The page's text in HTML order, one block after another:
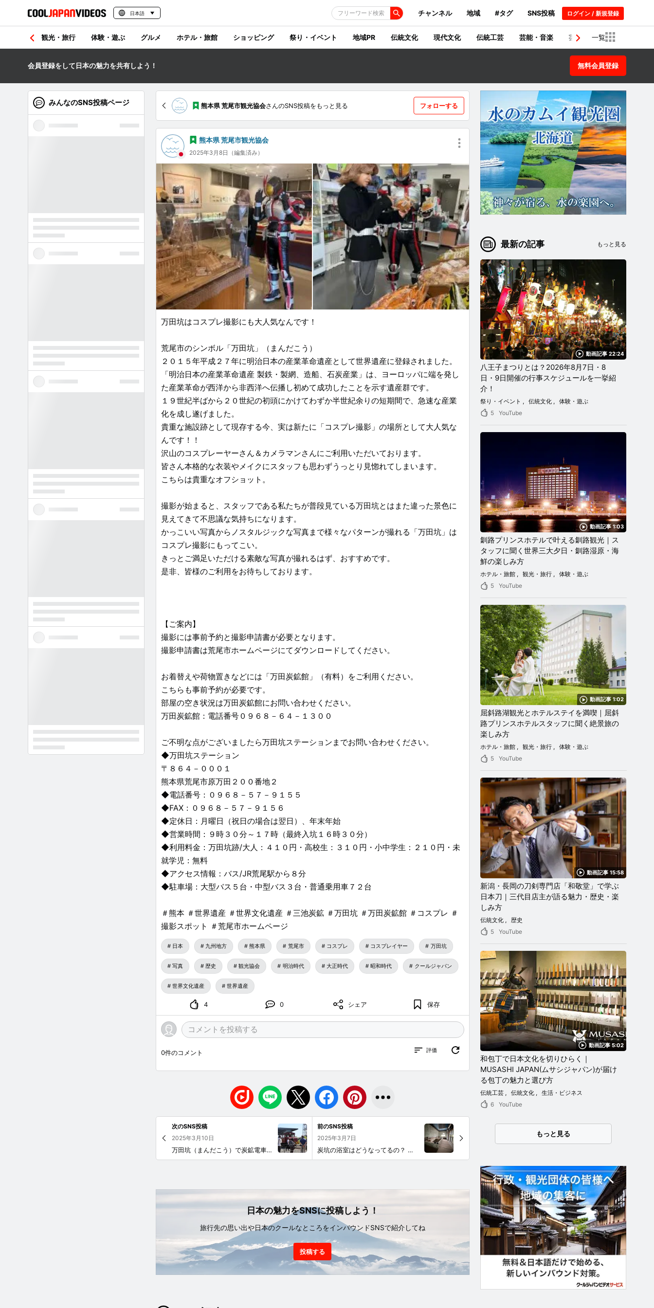
日本語 フリーワード検索 チャンネル 地域 #タグ SNS投稿 ログイン / 新規登録
観光・旅行 体験・遊ぶ グルメ ホテル・旅館 ショッピング 祭り・イベント 地域PR 伝統文化 現代文化 伝統工芸 芸能・音楽 芸術・建築物
一覧
会員登録をして日本の魅力を共有しよう！ 無料会員登録
熊本県 荒尾市観光協会さんのSNS投稿をもっと見る フォローする
熊本県 荒尾市観光協会
2025年3月8日（編集済み）
万田坑はコスプレ撮影にも大人気なんです！
荒尾市のシンボル「万田坑」（まんだこう）
２０１５年平成２７年に明治日本の産業革命遺産として世界遺産に登録されました。
「明治日本の産業革命遺産 製鉄・製網、造船、石炭産業」は、ヨーロッパに端を発し
た産業革命が西洋から非西洋へ伝播し初めて成功したことを示す遺産群です。
１９世紀半ばから２０世紀の初頭にかけてわずか半世紀余りの短期間で、急速な産業
化を成し遂げました。
貴重な施設跡として現存する今、実は新たに「コスプレ撮影」の場所として大人気な
んです！！
沢山のコスプレーヤーさん＆カメラマンさんにご利用いただいております。
皆さん本格的な衣装やメイクにスタッフも思わずうっとり見惚れてしまいます。
こちらは貴重なオフショット。
撮影が始まると、スタッフである私たちが普段見ている万田坑とはまた違った景色に
見えてきて不思議な気持ちになります。
かっこいい写真からノスタルジックな写真まで様々なパターンが撮れる「万田坑」は
コスプレ撮影にもってこい。
きっとご満足いただける素敵な写真が撮れるはず、おすすめです。
是非、皆様のご利用をお待ちしております。
【ご案内】
撮影には事前予約と撮影申請書が必要となります。
撮影申請書は荒尾市ホームページにてダウンロードしてください。
お着替えや荷物置きなどには「万田炭鉱館」（有料）をご利用ください。
こちらも事前予約が必要です。
部屋の空き状況は万田炭鉱館にお問い合わせください。
万田炭鉱館：電話番号０９６８－６４－１３００
ご不明な点がございましたら万田坑ステーションまでお問い合わせください。
◆万田坑ステーション
〒８６４－０００１
熊本県荒尾市原万田２００番地２
◆電話番号：０９６８－５７－９１５５
◆FAX：０９６８－５７－９１５６
◆定休日：月曜日（祝日の場合は翌日）、年末年始
◆営業時間：９時３０分～１７時（最終入坑１６時３０分）
◆利用料金：万田坑跡/大人：４１０円・高校生：３１０円・小中学生：２１０円・未
就学児：無料
◆アクセス情報：バス/JR荒尾駅から８分
◆駐車場：大型バス５台・中型バス３台・普通乗用車７２台
＃熊本 ＃世界遺産 ＃世界文化遺産 ＃三池炭鉱 ＃万田坑 ＃万田炭鉱館 ＃コスプレ ＃
撮影スポット ＃荒尾市ホームページ
日本 九州地方 熊本県 荒尾市 コスプレ コスプレイヤー 万田坑
写真 歴史 観光協会 明治時代 大正時代 昭和時代 クールジャパン
世界文化遺産 世界遺産
4 0 シェア 保存
0件のコメント 評価
次のSNS投稿
2025年3月10日
万田坑（まんだこう）で炭鉱電車が走行します！ 万田坑内「選炭場」に展示している炭鉱電車炭鉱電車が走行します！ 展示している２両のうち、１２号機が走行します。 炭鉱電車は万田坑で採掘した石炭を三池港から輸出するために三池炭鉱専用鉄道で運搬していました。 気持ち良く走行する炭鉱電車の姿を是非ご覧ください。 走行時間予定表 毎月第２，４日曜日 １０：３０～ １１：３０～ １２：３０～ １３：３０～ １４：３０～ １５：３０～ 万田坑 〒８６４ー０００１ 熊本県荒尾市原万田２００－２ ◆定休日 月曜日（祝日の場合は翌日）、年始年始 ◆利用料金 大人４１０円、高校生３１０円、小・中学生２１０円、幼児無料 ※団体料金あり（２０名以上） ◆利用可能時間 ９：３０～１７：００（最終入坑１６：３０） ◆電話番号 ０９６８ー５７ー９１５５
前のSNS投稿
2025年3月7日
炭坑の浴室はどうなってるの？ 三池炭鉱 万田坑（みいけたんこう まんだこう）には2024年度から新たに公開となった『安全燈室及び浴室』があります。 この浴室は、万田坑での採炭が中止となった、今から74年前の1951年（昭和26年）頃から1997年（平成9年）まで使用されていた施設となります。 地下坑内のメンテナンスに従事する少人数の鉱員のための浴室ですので、万田坑最盛期の大きな浴室とは異なります。 規模は違いますが、坑内作業での汚れを落とすという目的は同じです。 作業時についた真っ黒な炭は、なかなか洗い落とせないため洗い場のほかに、 浴槽は「1番湯」と、きれいに汚れを落としてから入る「上り湯（掛かり湯）」などに分かれていました。 （万田坑最盛期、約3500名の鉱員が利用していた大きな浴室については、万田坑ガイドによる詳しい案内がありますので是非ガイドをご利用ください。） 三池炭鉱は地下水が多く、常に排水をする必要がありました。 それだけ水が豊富なら浴槽に張る水にもよいのではと思いますが、お風呂に利用される水は水道水でした。 理由は、地下から汲み上げた水の中には石炭の細かい欠片などが混じっており怪我をする危険があったため、万田坑では使用しませんでした。 軍艦島では1953年（昭和32年）に海底水道が開通するまで、島外から補給船で水を運んでいました。 当時は海水を沸かし、最後の「上り湯（掛かり湯）」に真水を使用していたそうです。 2024年に放送されたドラマ「海に眠るダイアモンド」の中でも地下坑内での作業を終えた鉱員が浴室を利用するシーンがありましたので、注目してご覧になってみてください。
日本の魅力をSNSに投稿しよう！
旅行先の思い出や日本のクールなところをインバウンドSNSで紹介してね
投稿する
みんなのSNS投稿ページ
最新の記事 もっと見る
動画記事 22:24
八王子まつりとは？2026年8月7日・8
日・9日開催の行事スケジュールを一挙紹
介！
祭り・イベント 伝統文化
体験・遊ぶ
5
YouTube
動画記事 1:03
釧路プリンスホテルで叶える釧路観光｜ス
タッフに聞く世界三大夕日・釧路湿原・海
鮮の楽しみ方
ホテル・旅館 観光・旅行
体験・遊ぶ
5
YouTube
動画記事 1:02
屈斜路湖観光とホテルステイを満喫｜屈斜
路プリンスホテルスタッフに聞く絶景旅の
楽しみ方
ホテル・旅館 観光・旅行
体験・遊ぶ
5
YouTube
動画記事 15:58
新潟・長岡の刀剣専門店「和敬堂」で学ぶ
日本刀｜三代目店主が語る魅力・歴史・楽
しみ方
伝統文化
歴史
5
YouTube
動画記事 5:02
和包丁で日本文化を切りひらく｜
MUSASHI JAPAN(ムサシジャパン)が届け
る包丁の魅力と選び方
伝統工芸 伝統文化
生活・ビジネス
6
YouTube
もっと見る